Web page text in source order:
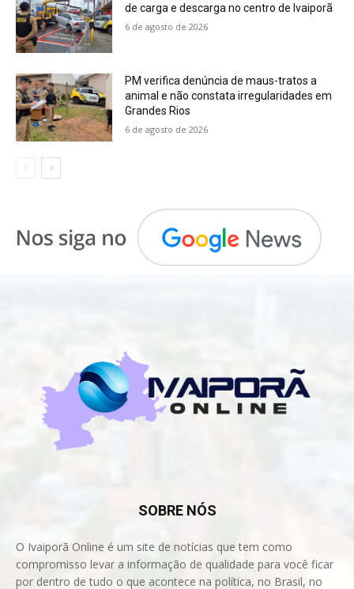
de carga e descarga no centro de Ivaiporã
6 de agosto de 2026
PM verifica denúncia de maus-tratos a
animal e não constata irregularidades em
Grandes Rios
6 de agosto de 2026
SOBRE NÓS
O Ivaiporã Online é um site de notícias que tem como
compromisso levar a informação de qualidade para você ficar
por dentro de tudo o que acontece na política, no Brasil, no